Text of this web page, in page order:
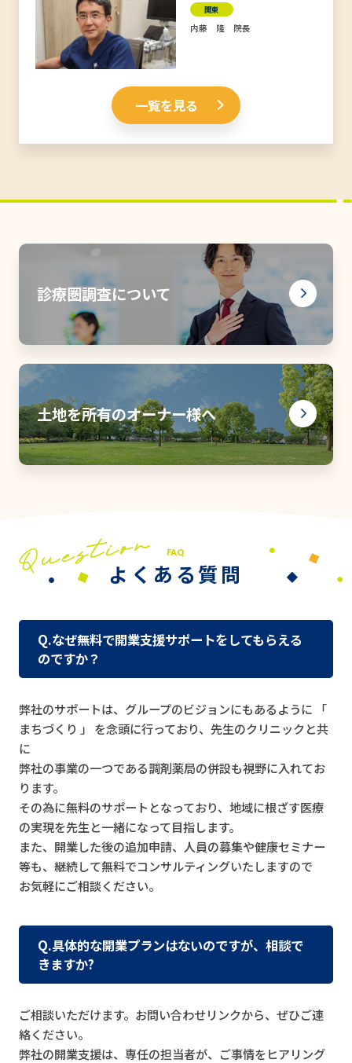
関東
内藤 隆 院長
一覧を見る
診療圏調査について
土地を所有のオーナー様へ
FAQ
よくある質問
Q.なぜ無料で開業支援サポートをしてもらえる
のですか？
弊社のサポートは、グループのビジョンにもあるように 「
まちづくり 」 を念頭に行っており、先生のクリニックと共
に
弊社の事業の一つである調剤薬局の併設も視野に入れてお
ります。
その為に無料のサポートとなっており、地域に根ざす医療
の実現を先生と一緒になって目指します。
また、開業した後の追加申請、人員の募集や健康セミナー
等も、継続して無料でコンサルティングいたしますので
お気軽にご相談ください。
Q.具体的な開業プランはないのですが、相談で
きますか?
ご相談いただけます。お問い合わせリンクから、ぜひご連
絡ください。
弊社の開業支援は、専任の担当者が、ご事情をヒアリング